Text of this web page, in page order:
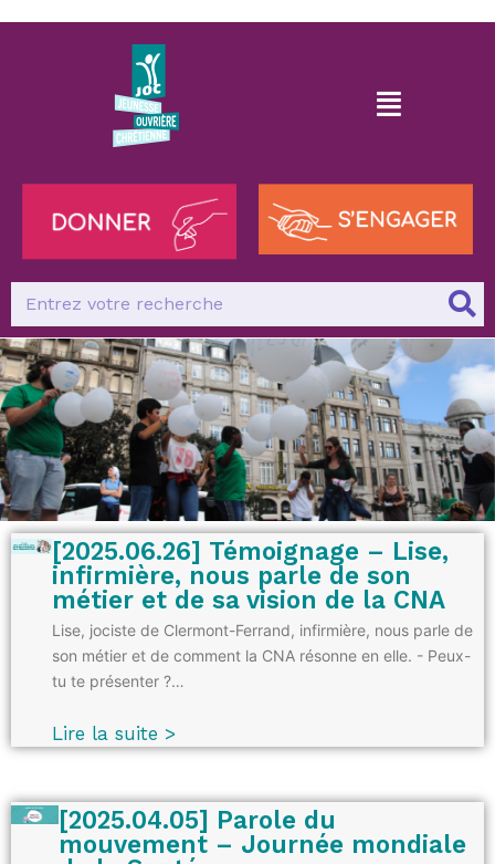
[2025.06.26] Témoignage – Lise,
infirmière, nous parle de son
métier et de sa vision de la CNA
Lise, jociste de Clermont-Ferrand, infirmière, nous parle de
son métier et de comment la CNA résonne en elle. - Peux-
tu te présenter ?…
Lire la suite >
[2025.04.05] Parole du
mouvement – Journée mondiale